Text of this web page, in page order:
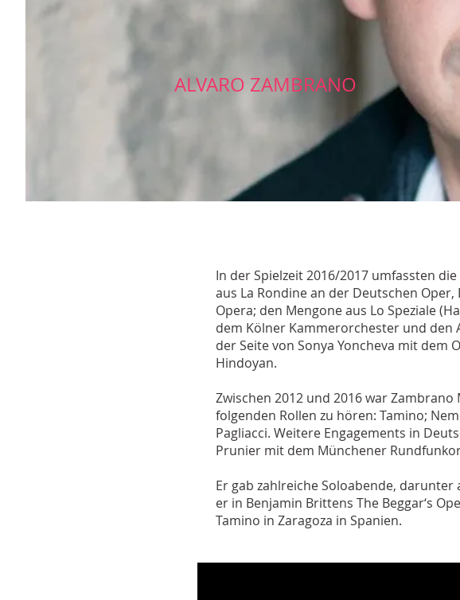
ALVARO ZAMBRANO
In der Spielzeit 2016/2017 umfassten
aus La Rondine an der Deutschen
Opera; den Mengone aus Lo Speziale
dem Kölner Kammerorchester und den
der Seite von Sonya Yoncheva mit
Hindoyan.
Zwischen 2012 und 2016 war
folgenden Rollen zu hören: Tamino;
Pagliacci. Weitere Engagements in
Prunier mit dem Münchener
Er gab zahlreiche Soloabende,
er in Benjamin Brittens The Beggar‘s
Tamino in Zaragoza in Spanien.